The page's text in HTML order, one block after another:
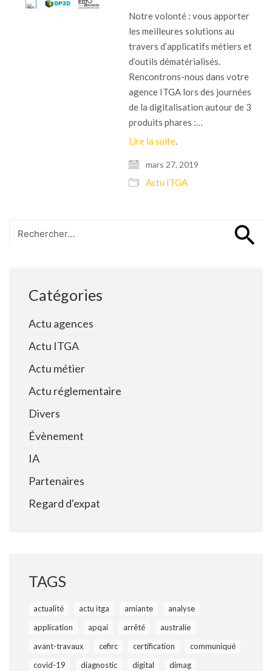
Notre volonté : vous apporter
les meilleures solutions au
travers d’applicatifs métiers et
d’outils dématérialisés.
Rencontrons-nous dans votre
agence ITGA lors des journées
de la digitalisation autour de 3
produits phares :…
Lire la suite.
mars 27, 2019
Actu ITGA
for:
Catégories
Actu agences
Actu ITGA
Actu métier
Actu réglementaire
Divers
Évènement
IA
Partenaires
Regard d'expat
TAGS
actualité actu itga amiante
analyse
application
apqai arrêté
australie
avant-travaux
cefirc certification
communiqué
covid-19
diagnostic digital
dimag